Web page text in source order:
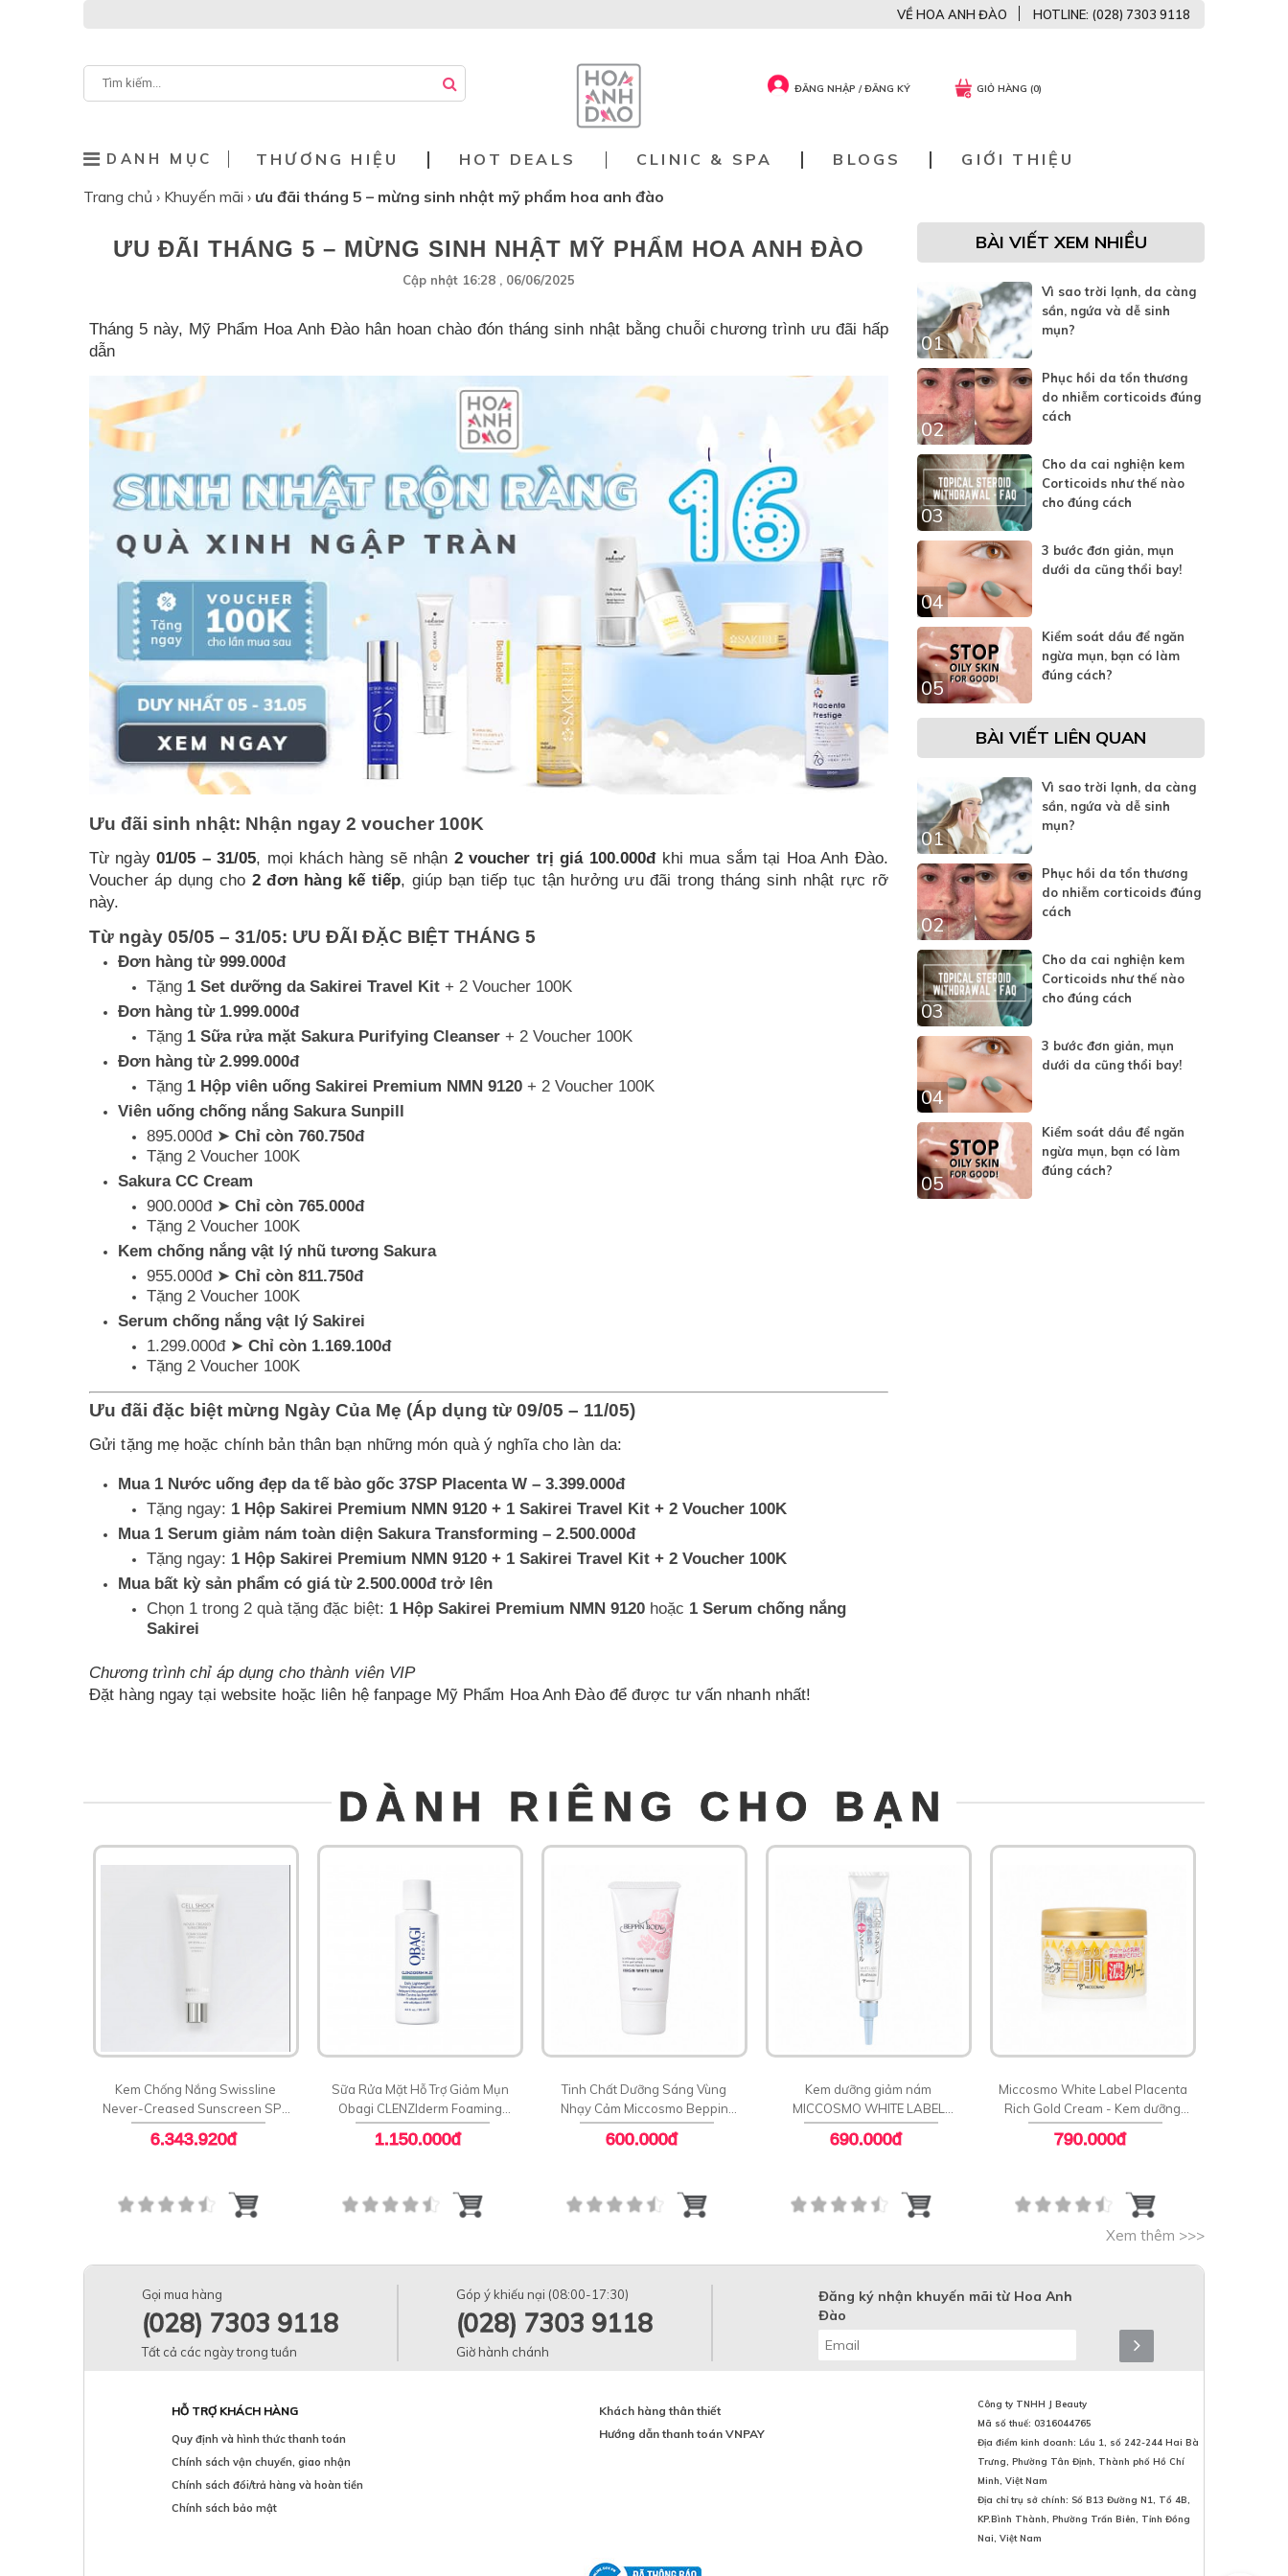
ĐĂNG NHẬP / ĐĂNG KÝ GIỎ HÀNG (0)
VỀ HOA ANH ĐÀO HOTLINE: (028) 7303 9118
DANH MỤC THƯƠNG HIỆU HOT DEALS CLINIC & SPA BLOGS
GIỚI THIỆU
Trang chủ › Khuyến mãi › ưu đãi tháng 5 – mừng sinh nhật mỹ phẩm hoa anh đào
ƯU ĐÃI THÁNG 5 – MỪNG SINH NHẬT MỸ PHẨM HOA ANH ĐÀO
Cập nhật 16:28 , 06/06/2025
Tháng 5 này, Mỹ Phẩm Hoa Anh Đào hân hoan chào đón tháng sinh nhật bằng chuỗi chương trình ưu đãi hấp
dẫn
Ưu đãi sinh nhật: Nhận ngay 2 voucher 100K
Từ ngày 01/05 – 31/05, mọi khách hàng sẽ nhận 2 voucher trị giá 100.000đkhi mua sắm tại Hoa Anh Đào.
Voucher áp dụng cho 2 đơn hàng kế tiếp, giúp bạn tiếp tục tận hưởng ưu đãi trong tháng sinh nhật rực rỡ
này.
Từ ngày 05/05 – 31/05: ƯU ĐÃI ĐẶC BIỆT THÁNG 5
Đơn hàng từ 999.000đ
Tặng 1 Set dưỡng da Sakirei Travel Kit + 2 Voucher 100K
Đơn hàng từ 1.999.000đ
Tặng 1 Sữa rửa mặt Sakura Purifying Cleanser + 2 Voucher 100K
Đơn hàng từ 2.999.000đ
Tặng 1 Hộp viên uống Sakirei Premium NMN 9120 + 2 Voucher 100K
Viên uống chống nắng Sakura Sunpill
895.000đ ➤ Chỉ còn 760.750đ
Tặng 2 Voucher 100K
Sakura CC Cream
900.000đ ➤ Chỉ còn 765.000đ
Tặng 2 Voucher 100K
Kem chống nắng vật lý nhũ tương Sakura
955.000đ ➤ Chỉ còn 811.750đ
Tặng 2 Voucher 100K
Serum chống nắng vật lý Sakirei
1.299.000đ ➤ Chỉ còn 1.169.100đ
Tặng 2 Voucher 100K
Ưu đãi đặc biệt mừng Ngày Của Mẹ (Áp dụng từ 09/05 – 11/05)
Gửi tặng mẹ hoặc chính bản thân bạn những món quà ý nghĩa cho làn da:
Mua 1 Nước uống đẹp da tế bào gốc 37SP Placenta W – 3.399.000đ
Tặng ngay: 1 Hộp Sakirei Premium NMN 9120 + 1 Sakirei Travel Kit + 2 Voucher 100K
Mua 1 Serum giảm nám toàn diện Sakura Transforming – 2.500.000đ
Tặng ngay: 1 Hộp Sakirei Premium NMN 9120 + 1 Sakirei Travel Kit + 2 Voucher 100K
Mua bất kỳ sản phẩm có giá từ 2.500.000đ trở lên
Chọn 1 trong 2 quà tặng đặc biệt: 1 Hộp Sakirei Premium NMN 9120 hoặc 1 Serum chống nắng
Sakirei
Chương trình chỉ áp dụng cho thành viên VIP
Đặt hàng ngay tại website hoặc liên hệ fanpage Mỹ Phẩm Hoa Anh Đào để được tư vấn nhanh nhất!
BÀI VIẾT XEM NHIỀU
01
Vì sao trời lạnh, da càng
sần, ngứa và dễ sinh
mụn?
02
Phục hồi da tổn thương
do nhiễm corticoids đúng
cách
03
Cho da cai nghiện kem
Corticoids như thế nào
cho đúng cách
04
3 bước đơn giản, mụn
dưới da cũng thổi bay!
05
Kiểm soát dầu để ngăn
ngừa mụn, bạn có làm
đúng cách?
BÀI VIẾT LIÊN QUAN
01
Vì sao trời lạnh, da càng
sần, ngứa và dễ sinh
mụn?
02
Phục hồi da tổn thương
do nhiễm corticoids đúng
cách
03
Cho da cai nghiện kem
Corticoids như thế nào
cho đúng cách
04
3 bước đơn giản, mụn
dưới da cũng thổi bay!
05
Kiểm soát dầu để ngăn
ngừa mụn, bạn có làm
đúng cách?
DÀNH RIÊNG CHO BẠN
Kem Chống Nắng Swissline
Never-Creased Sunscreen SPF
50 PA++++
6.343.920đ
Sữa Rửa Mặt Hỗ Trợ Giảm Mụn
Obagi CLENZIderm Foaming
Blemish Cleanser
1.150.000đ
Tinh Chất Dưỡng Sáng Vùng
Nhạy Cảm Miccosmo Beppin
Body Virgin White Serum
600.000đ
Kem dưỡng giảm nám
MICCOSMO WHITE LABEL
PLATINUM PLACENTA
WHITENING CREAM
690.000đ
Miccosmo White Label Placenta
Rich Gold Cream - Kem dưỡng
sáng ngăn ngừa lão hoá
790.000đ
Xem thêm >>>
Gọi mua hàng
(028) 7303 9118
Tất cả các ngày trong tuần
Góp ý khiếu nại (08:00-17:30)
(028) 7303 9118
Giờ hành chánh
Đăng ký nhận khuyến mãi từ Hoa Anh
Đào
HỖ TRỢ KHÁCH HÀNG
Quy định và hình thức thanh toán
Chính sách vận chuyển, giao nhận
Chính sách đổi/trả hàng và hoàn tiền
Chính sách bảo mật
Khách hàng thân thiết
Hướng dẫn thanh toán VNPAY
Công ty TNHH J Beauty
Mã số thuế: 0316044765
Địa điểm kinh doanh: Lầu 1, số 242-244 Hai Bà
Trưng, Phường Tân Định, Thành phố Hồ Chí
Minh, Việt Nam
Địa chỉ trụ sở chính: Số B13 Đường N1, Tổ 4B,
KP.Bình Thành, Phường Trấn Biên, Tỉnh Đồng
Nai, Việt Nam